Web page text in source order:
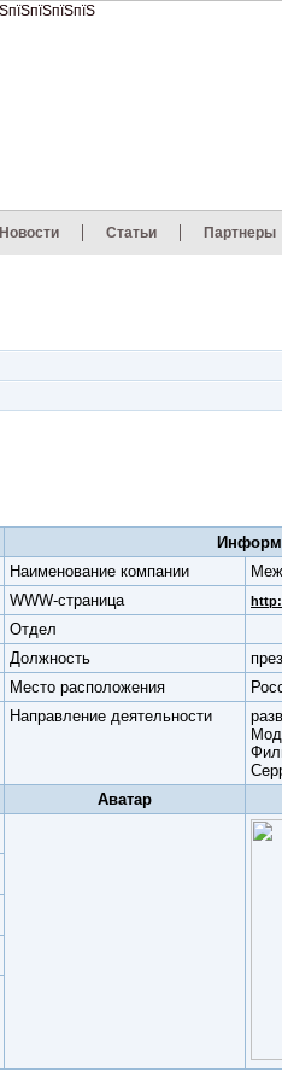
Новости Статьи Партнеры
Наименование компании
WWW-страница
Отдел
Должность
Место расположения
Направление деятельности
Аватар